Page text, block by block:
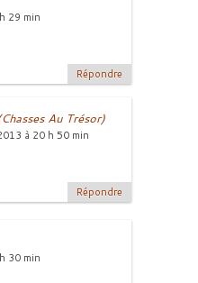
29 min
Répondre
Au Trésor)
à 20 h 50 min
Répondre
30 min